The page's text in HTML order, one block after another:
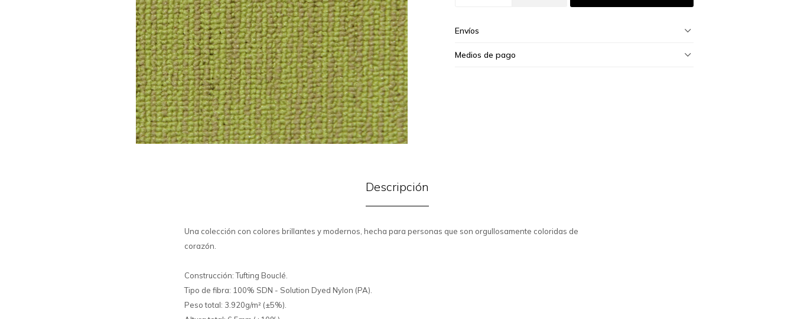
Envíos
Medios de pago
Descripción
Una colección con colores brillantes y modernos, hecha para personas que son orgullosamente coloridas de
corazón.
Construcción: Tufting Bouclé.
Tipo de fibra: 100% SDN - Solution Dyed Nylon (PA).
Peso total: 3.920g/m² (±5%).